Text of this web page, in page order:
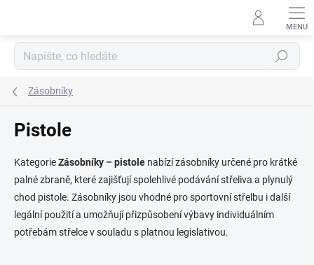
Hledat
Zásobníky
Pistole
KategorieZásobníky – pistole nabízí zásobníky určené pro krátké
palné zbraně, které zajišťují spolehlivé podávání střeliva a plynulý
chod pistole. Zásobníky jsou vhodné pro sportovní střelbu i další
legální použití a umožňují přizpůsobení výbavy individuálním
potřebám střelce v souladu s platnou legislativou.